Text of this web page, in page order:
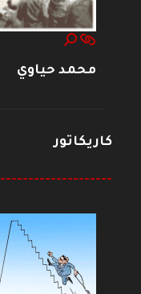
محمد حياوي
كاريكاتور
--------------------